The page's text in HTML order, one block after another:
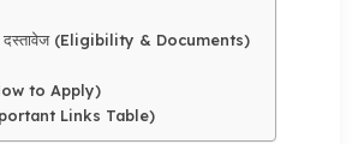
दस्तावेज (Eligibility & Documents)
to Apply)
Links Table)